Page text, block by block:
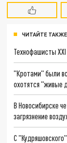
ЧИТАЙТЕ
Технофашисты XXI
"Кротами" были
охотятся "живые
В Новосибирске
загрязнение
С